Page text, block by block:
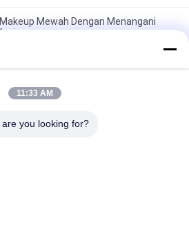
Mewah Dengan Menangani
mewah Dengan Rambut Kambing
dan Padat
Brush Dengan Rambut Sable Ultra
11:33 AM
you looking for?